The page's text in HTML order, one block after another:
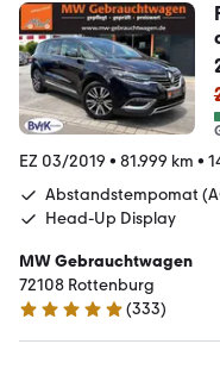
EZ 03/2019 • 81.999 km •
Abstandstempomat
Head-Up Display
MW Gebrauchtwagen
72108 Rottenburg
4.9 Sterne
(333)